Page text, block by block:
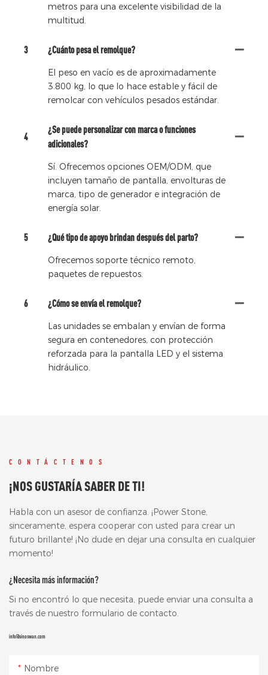
metros para una excelente visibilidad de la
multitud.
3 ¿Cuánto pesa el remolque?
El peso en vacío es de aproximadamente
3.800 kg, lo que lo hace estable y fácil de
remolcar con vehículos pesados ​​estándar.
4
¿Se puede personalizar con marca o funciones
adicionales?
Sí. Ofrecemos opciones OEM/ODM, que
incluyen tamaño de pantalla, envolturas de
marca, tipo de generador e integración de
energía solar.
5 ¿Qué tipo de apoyo brindan después del parto?
Ofrecemos soporte técnico remoto,
paquetes de repuestos.
6 ¿Cómo se envía el remolque?
Las unidades se embalan y envían de forma
segura en contenedores, con protección
reforzada para la pantalla LED y el sistema
hidráulico.
CONTÁCTENOS
¡NOS GUSTARÍA SABER DE TI!
Habla con un asesor de confianza. ¡Power Stone,
sinceramente, espera cooperar con usted para crear un
futuro brillante! ¡No dude en dejar una consulta en cualquier
momento!
¿Necesita más información?
Si no encontró lo que necesita, puede enviar una consulta a
través de nuestro formulario de contacto.
info@sinoswan.com
Nombre